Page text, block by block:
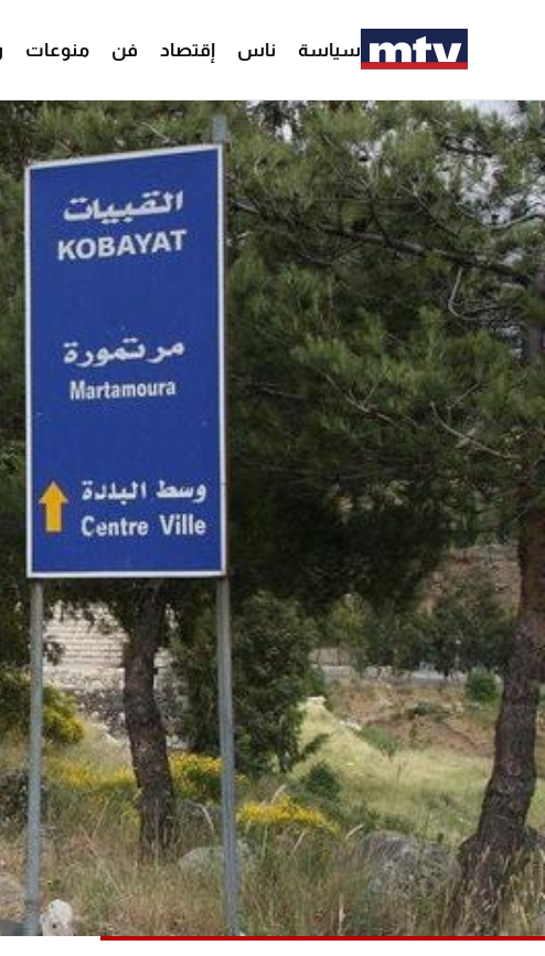
سياسة ناس إقتصاد فن منوعات